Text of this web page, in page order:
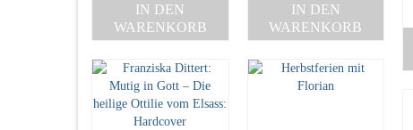
IN DEN
WARENKORB
IN DEN
WARENKORB